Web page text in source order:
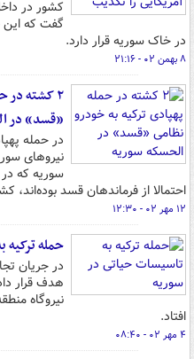
کشور در
گفت که این
در خاک سوریه قرار دارد.
۸ بهمن ۰۲ - ۲۱:۱۶
۲ کشته در
«قسد» در
در حمله
نیروهای
سوریه که
احتمالا از فرماندهان قسد بوده‌اند،
۱۲ مهر ۰۲ - ۱۲:۳۰
حمله ترکیه
در جریان
هدف قرار
نیروگاه
افتاد.
۴ مهر ۰۲ - ۰۸:۴۰